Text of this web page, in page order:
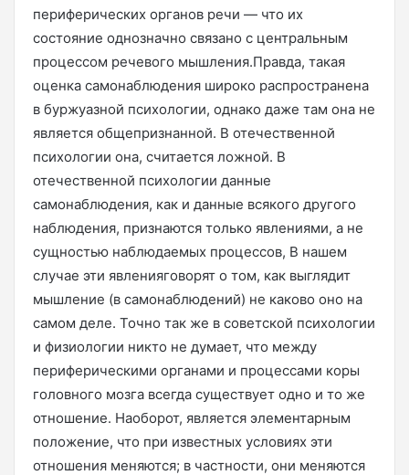
периферических органов речи — что их
состояние однозначно связано с центральным
процессом речевого мышления.Правда, такая
оценка самонаблюдения широко распространена
в буржуазной психологии, однако даже там она не
является общепризнанной. В отечественной
психологии она, считается ложной. В
отечественной психологии данные
самонаблюдения, как и данные всякого другого
наблюдения, признаются только явлениями, а не
сущностью наблюдаемых процессов, В нашем
случае эти явленияговорят о том, как выглядит
мышление (в самонаблюдений) не каково оно на
самом деле. Точно так же в советской психологии
и физиологии никто не думает, что между
периферическими органами и процессами коры
головного мозга всегда существует одно и то же
отношение. Наоборот, является элементарным
положение, что при известных условиях эти
отношения меняются; в частности, они меняются